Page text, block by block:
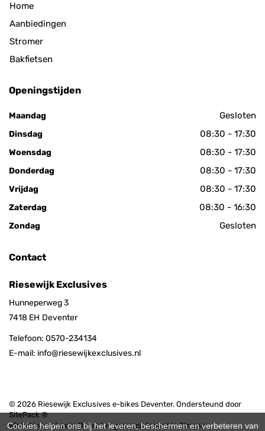
Home
Aanbiedingen
Stromer
Bakfietsen
Openingstijden
Maandag Gesloten
Dinsdag 08:30 - 17:30
Woensdag 08:30 - 17:30
Donderdag 08:30 - 17:30
Vrijdag 08:30 - 17:30
Zaterdag 08:30 - 16:30
Zondag Gesloten
Contact
Riesewijk Exclusives
Hunneperweg 3
7418 EH Deventer
Telefoon: 0570-234134
E-mail: info@riesewijkexclusives.nl
© 2026 Riesewijk Exclusives e-bikes Deventer. Ondersteund door
SitePack ®
Winkel in e-bikes in Deventer, gespecialiseerd in Stromer,
Cookies helpen ons bij het leveren, beschermen en verbeteren van